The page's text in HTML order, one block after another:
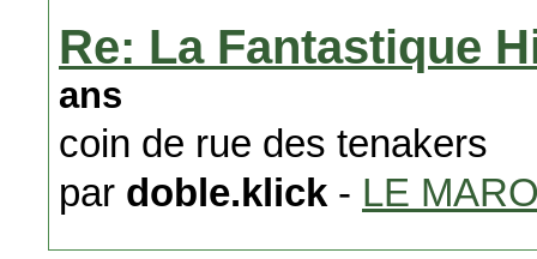
Re: La Fantastique
ans
coin de rue des tenakers
par doble.klick - LE